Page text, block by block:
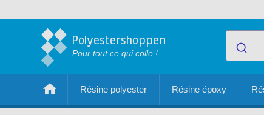
Polyestershoppen
Pour tout ce qui colle !
Résine polyester Résine époxy